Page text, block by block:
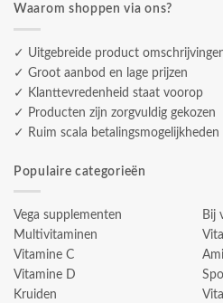
Waarom shoppen via ons?
✓ Uitgebreide product
✓ Groot aanbod en lage prijzen
✓ Klanttevredenheid staat voorop
✓ Producten zijn zorgvuldig gekozen
✓ Ruim scala betalingsmogelijkheden
Populaire categorieën
Vega supplementen
Multivitaminen
Vitamine C
Vitamine D
Kruiden
Bij